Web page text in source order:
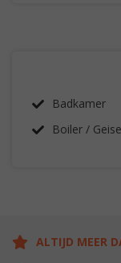
Badkamer
Boiler /
ALTIJD MEER